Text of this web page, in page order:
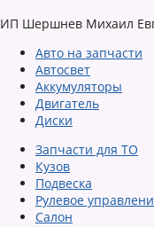
ИП Шершнев Михаил
Авто на запчасти
Автосвет
Аккумуляторы
Двигатель
Диски
Запчасти для ТО
Кузов
Подвеска
Рулевое
Салон